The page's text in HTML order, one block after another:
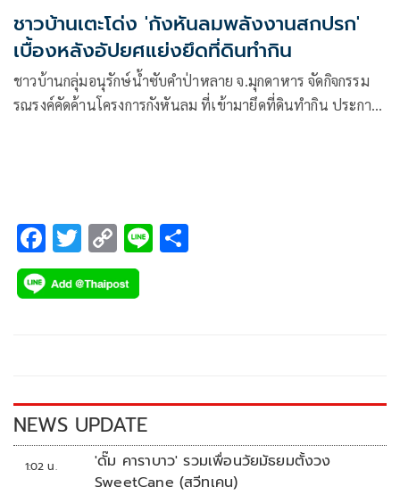
ชาวบ้านเตะโด่ง 'กังหันลมพลังงานสกปรก'
เบื้องหลังอัปยศแย่งยึดที่ดินทำกิน
ชาวบ้านกลุ่มอนุรักษ์น้ำซับคำป่าหลาย จ.มุกดาหาร จัดกิจกรรม
รณรงค์คัดค้านโครงการกังหันลม ที่เข้ามายึดที่ดินทำกิน ประกาศ
F
ac
e
k
T
wi
tt
C
o
p
k
Li
NEWS UPDATE
1:02 น.
'ดั๊ม คาราบาว' รวมเพื่อนวัยมัธยมตั้งวง
SweetCane (สวีทเคน)